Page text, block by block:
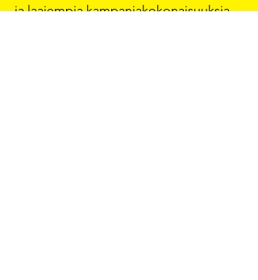
ja laajempia kampanjakokonaisuuksia.